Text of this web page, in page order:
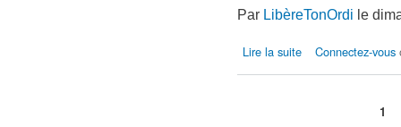
Par LibèreTonOrdi le
Lire la suitede Tutoriel -
Connectez-vous
1